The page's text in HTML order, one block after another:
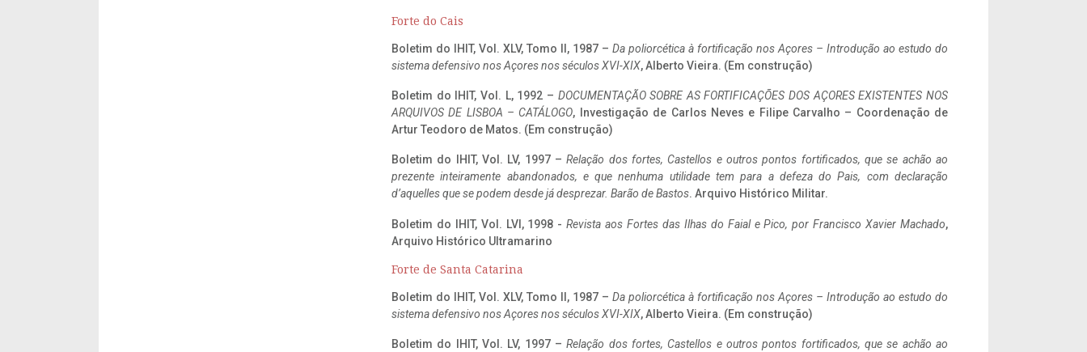
Forte do Cais
Boletim do IHIT, Vol. XLV, Tomo II, 1987 – Da poliorcética à fortificação nos Açores – Introdução ao estudo do
sistema defensivo nos Açores nos séculos XVI-XIX, Alberto Vieira. (Em construção)
Boletim do IHIT, Vol. L, 1992 – DOCUMENTAÇÃO SOBRE AS FORTIFICAÇÕES DOS AÇORES EXISTENTES NOS
ARQUIVOS DE LISBOA – CATÁLOGO, Investigação de Carlos Neves e Filipe Carvalho – Coordenação de
Artur Teodoro de Matos. (Em construção)
Boletim do IHIT, Vol. LV, 1997 –Relação dos fortes, Castellos e outros pontos fortificados, que se achão ao
prezente inteiramente abandonados, e que nenhuma utilidade tem para a defeza do Pais, com declaração
d’aquelles que se podem desde já desprezar. Barão de Bastos. Arquivo Histórico Militar.
Boletim do IHIT, Vol. LVI, 1998 -Revista aos Fortes das Ilhas do Faial e Pico, por Francisco Xavier Machado,
Arquivo Histórico Ultramarino
Forte de Santa Catarina
Boletim do IHIT, Vol. XLV, Tomo II, 1987 – Da poliorcética à fortificação nos Açores – Introdução ao estudo do
sistema defensivo nos Açores nos séculos XVI-XIX, Alberto Vieira. (Em construção)
Boletim do IHIT, Vol. LV, 1997 –Relação dos fortes, Castellos e outros pontos fortificados, que se achão ao